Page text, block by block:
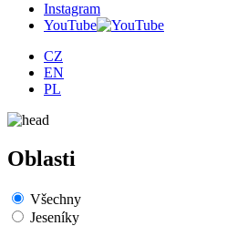
Instagram
YouTube
CZ
EN
PL
Oblasti
Všechny
Jeseníky